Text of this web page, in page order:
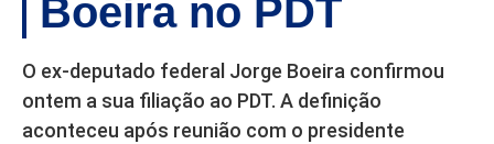
Boeira no PDT
O ex-deputado federal Jorge Boeira confirmou
ontem a sua filiação ao PDT. A definição
aconteceu após reunião com o presidente